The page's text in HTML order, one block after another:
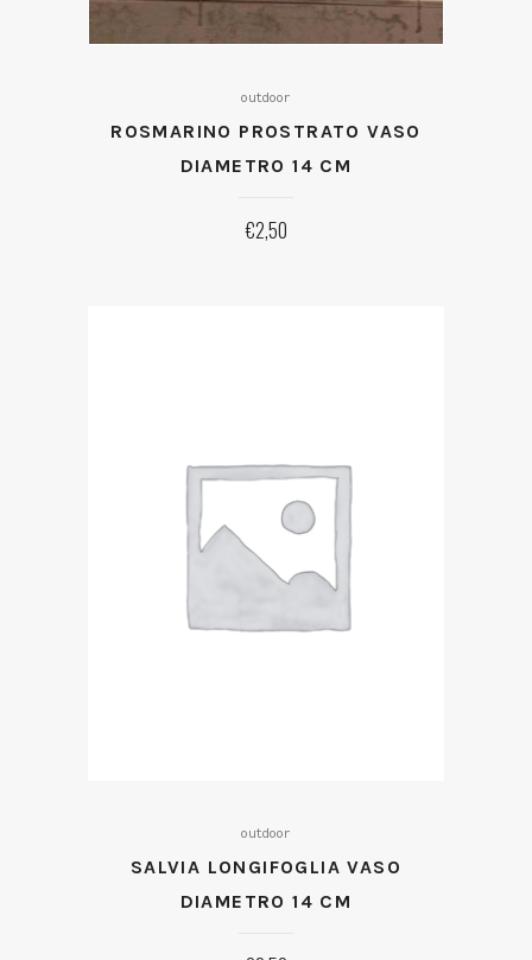
outdoor
ROSMARINO PROSTRATO VASO
DIAMETRO 14 CM
€2,50
outdoor
SALVIA LONGIFOGLIA VASO
DIAMETRO 14 CM